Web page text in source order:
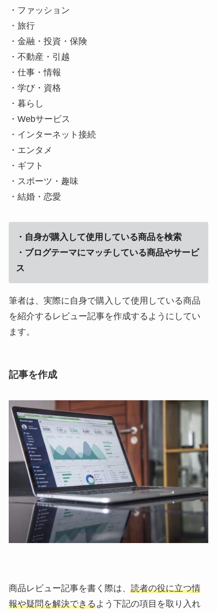
・ファッション
・旅行
・金融・投資・保険
・不動産・引越
・仕事・情報
・学び・資格
・暮らし
・Webサービス
・インターネット接続
・エンタメ
・ギフト
・スポーツ・趣味
・結婚・恋愛
・自身が購入して使用している商品を検索
・ブログテーマにマッチしている商品やサービ
ス
筆者は、実際に自身で購入して使用している商品
を紹介するレビュー記事を作成するようにしてい
ます。
記事を作成
商品レビュー記事を書く際は、 読者の役に立つ情
報や疑問を解決できるよう下記の項目を取り入れ